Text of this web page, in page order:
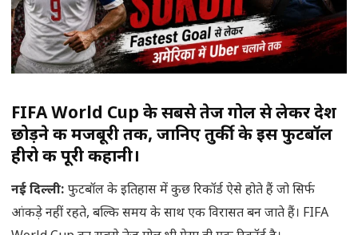
FIFA World Cup के सबसे तेज गोल से लेकर देश
छोड़ने की मजबूरी तक, जानिए तुर्की के इस फुटबॉल
हीरो की पूरी कहानी।
नई दिल्ली: फुटबॉल के इतिहास में कुछ रिकॉर्ड ऐसे होते हैं जो सिर्फ
आंकड़े नहीं रहते, बल्कि समय के साथ एक विरासत बन जाते हैं। FIFA